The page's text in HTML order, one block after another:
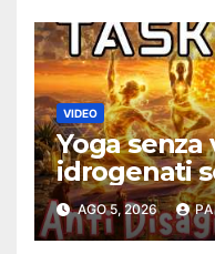
VIDEO
Yoga
idrogenati
Antidisagio
AGO 5, 2026